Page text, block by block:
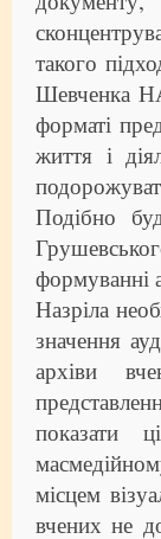
такого
Шевченка
форматі
життя і
Подібно
формуванні
Назріла
значення
архіви
показати
місцем
вчених не